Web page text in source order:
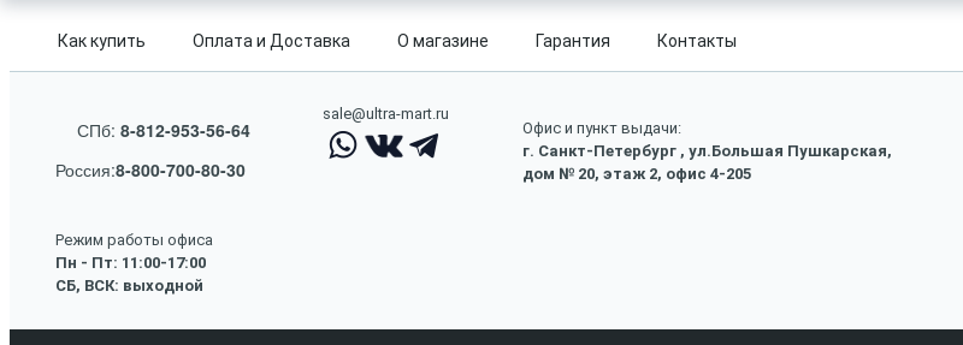
Как купить Оплата и Доставка О магазине Гарантия Контакты
СПб: 8-812-953-56-64
Россия:8-800-700-80-30
sale@ultra-mart.ru
Офис и пункт выдачи:
г. Санкт-Петербург , ул.Большая Пушкарская,
дом № 20, этаж 2, офис 4-205
Режим работы офиса
Пн - Пт: 11:00-17:00
СБ, ВСК: выходной